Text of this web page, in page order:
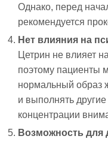
Однако, перед
рекомендуется
Нет влияния на
Цетрин не влияет
поэтому пациенты
нормальный образ
и выполнять другие
концентрации
Возможность для